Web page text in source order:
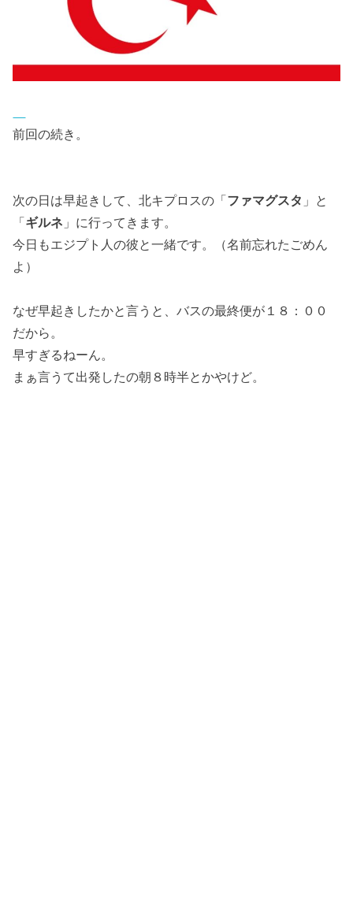
前回の続き。
次の日は早起きして、北キプロスの「ファマグスタ 」と
「ギルネ 」に行ってきます。
今日もエジプト人の彼と一緒です。（名前忘れたごめん
よ）
なぜ早起きしたかと言うと、バスの最終便が１８：００
だから。
早すぎるねーん。
まぁ言うて出発したの朝８時半とかやけど。